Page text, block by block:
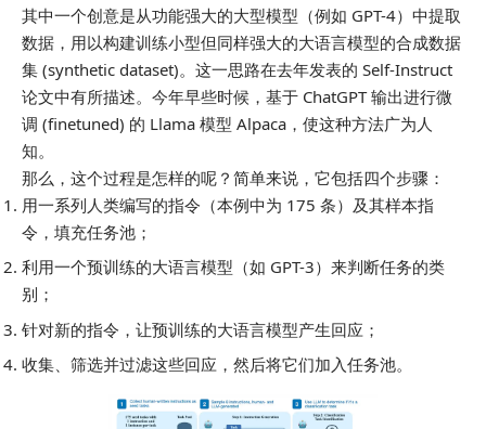
其中一个创意是从功能强大的大型模型（例如 GPT-4）中提取
数据，用以构建训练小型但同样强大的大语言模型的合成数据
集 (synthetic dataset)。这一思路在去年发表的 Self-Instruct
论文中有所描述。今年早些时候，基于 ChatGPT 输出进行微
调 (finetuned) 的 Llama 模型 Alpaca，使这种方法广为人
知。
那么，这个过程是怎样的呢？简单来说，它包括四个步骤：
用一系列人类编写的指令（本例中为 175 条）及其样本指
令，填充任务池；
利用一个预训练的大语言模型（如 GPT-3）来判断任务的类
别；
针对新的指令，让预训练的大语言模型产生回应；
收集、筛选并过滤这些回应，然后将它们加入任务池。